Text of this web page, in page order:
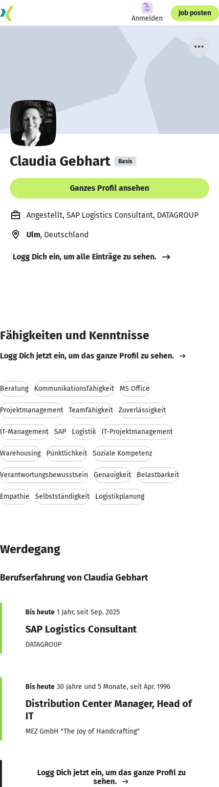
Anmelden
Job posten
Claudia Gebhart Basis
Ganzes Profil ansehen
Angestellt, SAP Logistics Consultant, DATAGROUP
Ulm, Deutschland
Logg Dich ein, um alle Einträge zu sehen.
Fähigkeiten und Kenntnisse
Logg Dich jetzt ein, um das ganze Profil zu sehen.
Beratung Kommunikationsfähigkeit MS Office
Projektmanagement Teamfähigkeit Zuverlässigkeit
IT-Management SAP Logistik IT-Projektmanagement
Warehousing Pünktlichkeit Soziale Kompetenz
Verantwortungsbewusstsein Genauigkeit Belastbarkeit
Empathie Selbstständigkeit Logistikplanung
Werdegang
Berufserfahrung von Claudia Gebhart
Bis heute 1 Jahr, seit Sep. 2025
SAP Logistics Consultant
DATAGROUP
Bis heute 30 Jahre und 5 Monate, seit Apr. 1996
Distribution Center Manager, Head of
IT
MEZ GmbH "The Joy of Handcrafting"
Logg Dich jetzt ein, um das ganze Profil zu
sehen.